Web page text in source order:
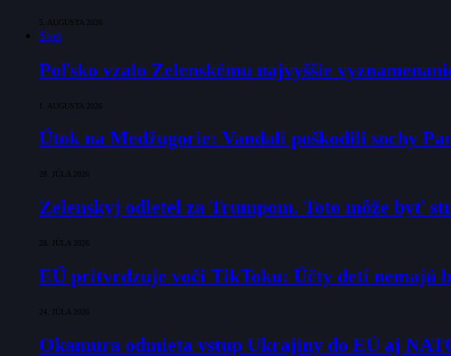
5. AUGUSTA 2026
Svet
Poľsko vzalo Zelenskému najvyššie
1. AUGUSTA 2026
Útok na Medžugorie: Vandali poškodili sochy
28. JÚLA 2026
Zelenskyj odletel za Trumpom. Toto môže byť
28. JÚLA 2026
EÚ pritvrdzuje voči TikToku: Účty detí nemajú
24. JÚLA 2026
Okamura odmieta vstup Ukrajiny do EÚ aj